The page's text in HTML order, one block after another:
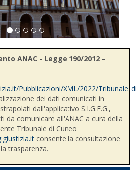
ANAC - Legge 190/2012 –
Pubblicazioni/XML/2022/
dei dati comunicati in
dall'applicativo S.I.G.E.G.,
da comunicare all'ANAC a cura della
Tribunale di Cuneo
consente la consultazione
trasparenza.